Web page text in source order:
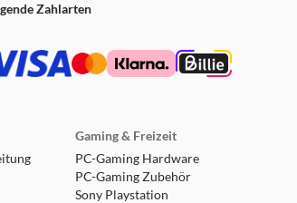
Zahlarten
Gaming & Freizeit
PC-Gaming Hardware
PC-Gaming Zubehör
Sony Playstation